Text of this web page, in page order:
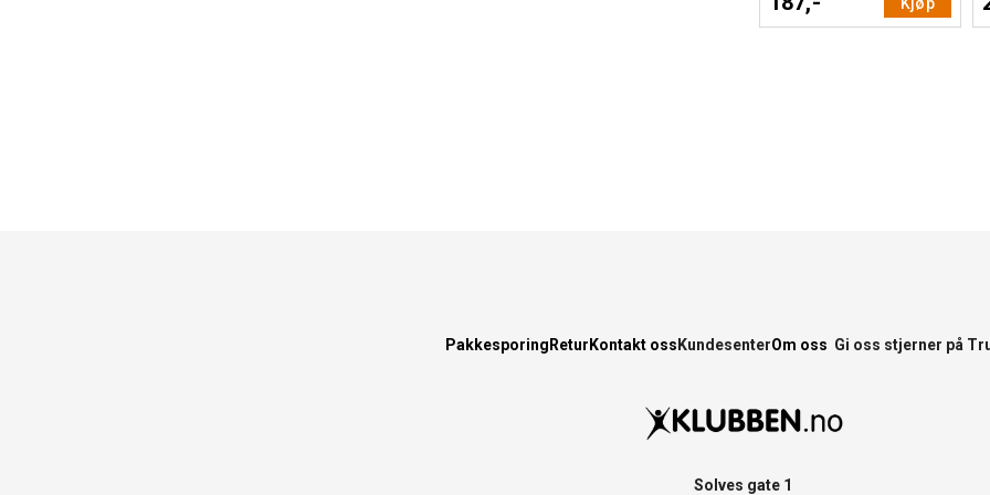
Pakkesporing Retur Kontakt oss KundesenterOm oss Gi oss stjerner på
Solves gate 1